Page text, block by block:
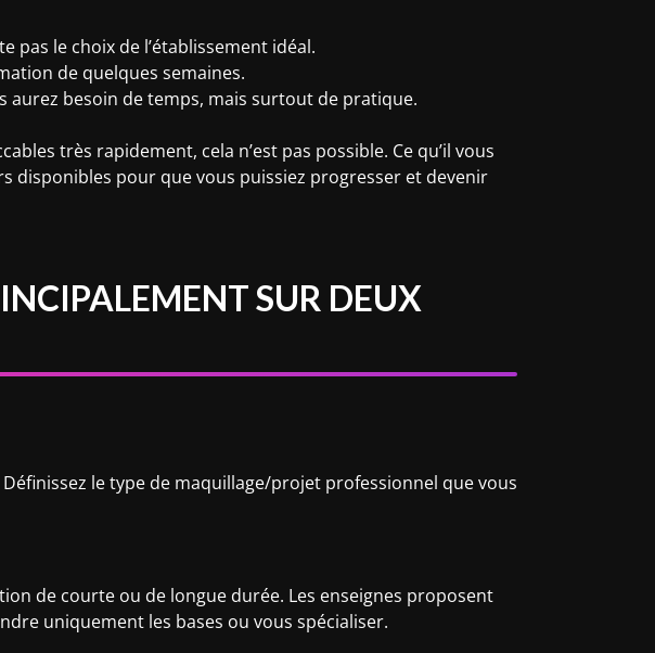
pas le choix de l’établissement idéal.
de quelques semaines.
aurez besoin de temps, mais surtout de pratique.
très rapidement, cela n’est pas possible. Ce qu’il vous
disponibles pour que vous puissiez progresser et devenir
SUR DEUX
le type de maquillage/projet professionnel que vous
de courte ou de longue durée. Les enseignes proposent
uniquement les bases ou vous spécialiser.